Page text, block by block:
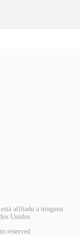
afiliado a ninguna
Unidos.
reserved